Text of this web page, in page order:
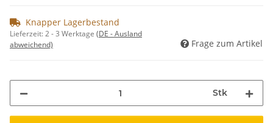
Knapper Lagerbestand
Lieferzeit:2 - 3 Werktage (DE - Ausland
abweichend)
Frage zum Artikel
Stk